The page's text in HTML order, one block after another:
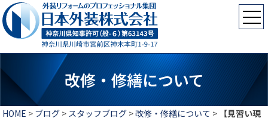
改修・修繕について
HOME > ブログ> スタッフブログ>改修・修繕について > 【見習い現